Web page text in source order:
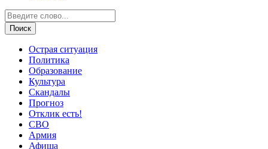
Острая ситуация
Политика
Образование
Культура
Скандалы
Прогноз
Отклик есть!
СВО
Армия
Афиша